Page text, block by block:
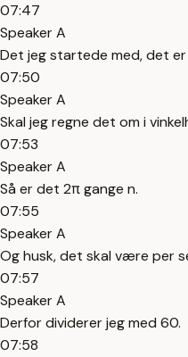
07:47
Speaker A
Det jeg startede med, det
07:50
Speaker A
Skal jeg regne det om i
07:53
Speaker A
Så er det 2π gange n.
07:55
Speaker A
Og husk, det skal være per
07:57
Speaker A
Derfor dividerer jeg med 60.
07:58